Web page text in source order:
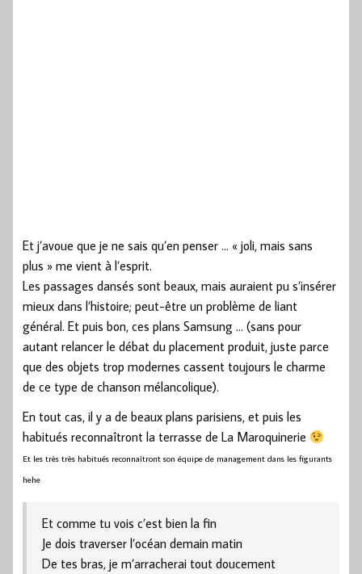
Et j’avoue que je ne sais qu’en penser … « joli, mais sans
plus » me vient à l’esprit.
Les passages dansés sont beaux, mais auraient pu s’insérer
mieux dans l’histoire; peut-être un problème de liant
général. Et puis bon, ces plans Samsung … (sans pour
autant relancer le débat du placement produit, juste parce
que des objets trop modernes cassent toujours le charme
de ce type de chanson mélancolique).
En tout cas, il y a de beaux plans parisiens, et puis les
habitués reconnaîtront la terrasse de La Maroquinerie
Et les très très habitués reconnaîtront son équipe de management dans les figurants
hehe
Et comme tu vois c’est bien la fin
Je dois traverser l’océan demain matin
De tes bras, je m’arracherai tout doucement